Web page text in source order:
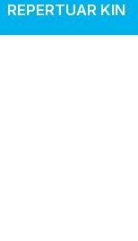
REPERTUAR KIN